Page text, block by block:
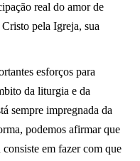
real do amor de
pela Igreja, sua
esforços para
da liturgia e da
sempre impregnada da
podemos afirmar que
em fazer com que